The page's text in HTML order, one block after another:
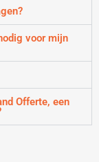
voor mijn
Offerte, een